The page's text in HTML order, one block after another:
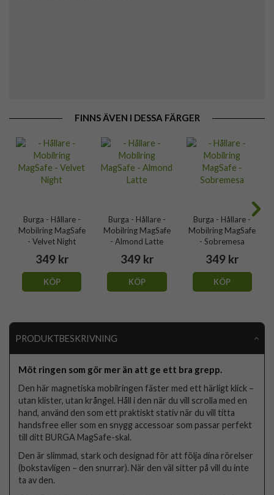
FINNS ÄVEN I DESSA FÄRGER
Burga - Hållare -
Mobilring MagSafe
- Velvet Night
349 kr
KÖP
Burga - Hållare -
Mobilring MagSafe
- Almond Latte
349 kr
KÖP
Burga - Hållare -
Mobilring MagSafe
- Sobremesa
349 kr
KÖP
PRODUKTBESKRIVNING
Möt ringen som gör mer än att ge ett bra grepp.
Den här magnetiska mobilringen fäster med ett härligt klick –
utan klister, utan krångel. Håll i den när du vill scrolla med en
hand, använd den som ett praktiskt stativ när du vill titta
handsfree eller som en snygg accessoar som passar perfekt
till ditt BURGA MagSafe-skal.
Den är slimmad, stark och designad för att följa dina rörelser
(bokstavligen – den snurrar). När den väl sitter på vill du inte
ta av den.